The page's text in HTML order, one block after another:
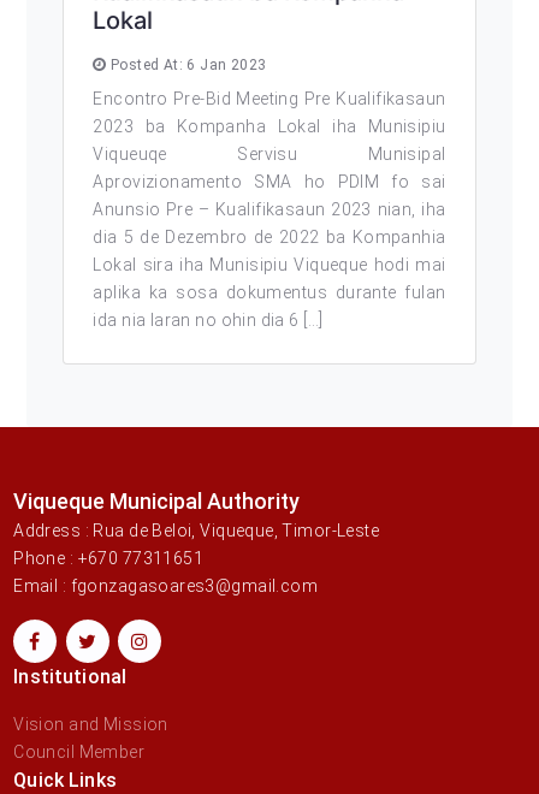
Lokal
Posted At: 6 Jan 2023
Encontro Pre-Bid Meeting Pre Kualifikasaun
2023 ba Kompanha Lokal iha Munisipiu
Viqueuqe Servisu Munisipal
Aprovizionamento SMA ho PDIM fo sai
Anunsio Pre – Kualifikasaun 2023 nian, iha
dia 5 de Dezembro de 2022 ba Kompanhia
Lokal sira iha Munisipiu Viqueque hodi mai
aplika ka sosa dokumentus durante fulan
ida nia laran no ohin dia 6 […]
Viqueque Municipal Authority
Address : Rua de Beloi, Viqueque, Timor-Leste
Phone : +670 77311651
Email : fgonzagasoares3@gmail.com
Institutional
Vision and Mission
Council Member
Quick Links